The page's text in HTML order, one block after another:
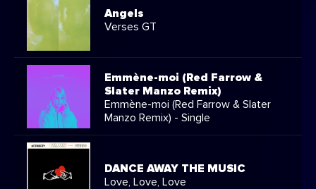
Angels
Verses GT
Emmène-moi (Red Farrow &
Slater Manzo Remix)
Emmène-moi (Red Farrow & Slater
Manzo Remix) - Single
DANCE AWAY THE MUSIC
Love, Love, Love